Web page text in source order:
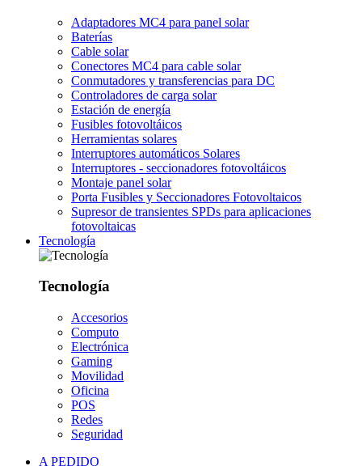
Adaptadores MC4 para panel solar
Baterías
Cable solar
Conectores MC4 para cable solar
Conmutadores y transferencias para DC
Controladores de carga solar
Estación de energía
Fusibles fotovoltáicos
Herramientas solares
Interruptores automáticos Solares
Interruptores - seccionadores fotovoltáicos
Montaje panel solar
Porta Fusibles y Seccionadores Fotovoltaicos
Supresor de transientes SPDs para aplicaciones
fotovoltaicas
Tecnología
Tecnología
Accesorios
Computo
Electrónica
Gaming
Movilidad
Oficina
POS
Redes
Seguridad
A PEDIDO